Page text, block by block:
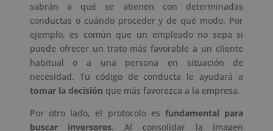
sabrán a qué se atienen con determinadas
conductas o cuándo proceder y de qué modo. Por
ejemplo, es común que un empleado no sepa si
puede ofrecer un trato más favorable a un cliente
habitual o a una persona en situación de
necesidad. Tu código de conducta le ayudará a
tomar la decisión que más favorezca a la empresa.
Por otro lado, el protocolo esfundamental para
buscar inversores. Al consolidar la imagen